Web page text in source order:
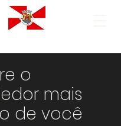
o
mais
de você